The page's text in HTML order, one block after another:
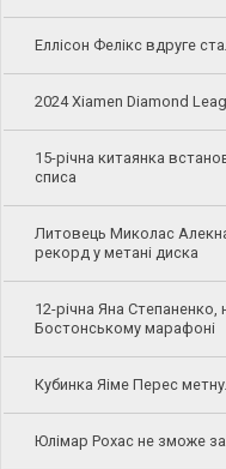
Еллісон Фелікс вдруге
2024 Xiamen Diamond
15-річна китаянка
списа
Литовець Миколас
рекорд у метані диска
12-річна Яна Степаненко,
Бостонському марафоні
Кубинка Яіме Перес
Юлімар Рохас не зможе